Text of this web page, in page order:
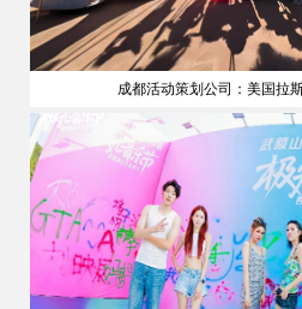
成都活动策划公司：美国拉